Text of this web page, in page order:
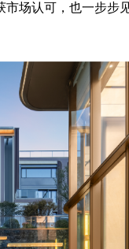
场认可，也一步步